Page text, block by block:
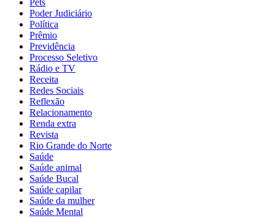
Poder Judiciário
Política
Prêmio
Previdência
Processo Seletivo
Rádio e TV
Receita
Redes Sociais
Reflexão
Relacionamento
Renda extra
Revista
Rio Grande do Norte
Saúde
Saúde animal
Saúde Bucal
Saúde capilar
Saúde da mulher
Saúde Mental